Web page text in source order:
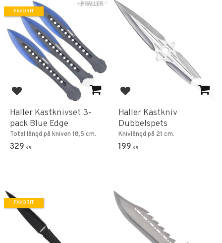
Lägg till i favoriter
Haller Kastknivset 3-
pack Blue Edge
Total längd på kniven 18,5 cm.
329 KR
FAVORIT
Lägg till i favoriter
Haller Kastkniv
Dubbelspets
Knivlängd på 21 cm.
199 KR
FAVORIT